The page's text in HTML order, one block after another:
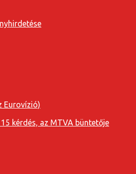
Eurovízió)
kérdés, az MTVA büntetője